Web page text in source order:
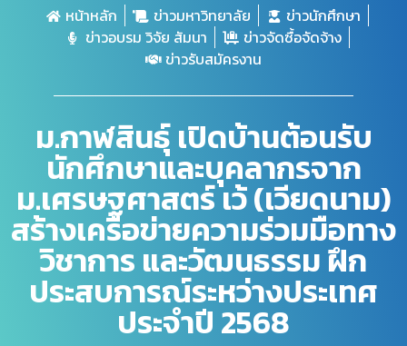
หน้าหลัก ข่าวมหาวิทยาลัย
ข่าวนักศึกษา
ข่าวอบรม วิจัย สัมนา
ข่าวจัดซื้อจัดจ้าง
ข่าวรับสมัครงาน
ม.กาฬสินธุ์ เปิดบ้านต้อนรับ
นักศึกษาและบุคลากรจาก
ม.เศรษฐศาสตร์ เว้ (เวียดนาม)
สร้างเครือข่ายความร่วมมือทาง
วิชาการ และวัฒนธรรม ฝึก
ประสบการณ์ระหว่างประเทศ
ประจำปี 2568